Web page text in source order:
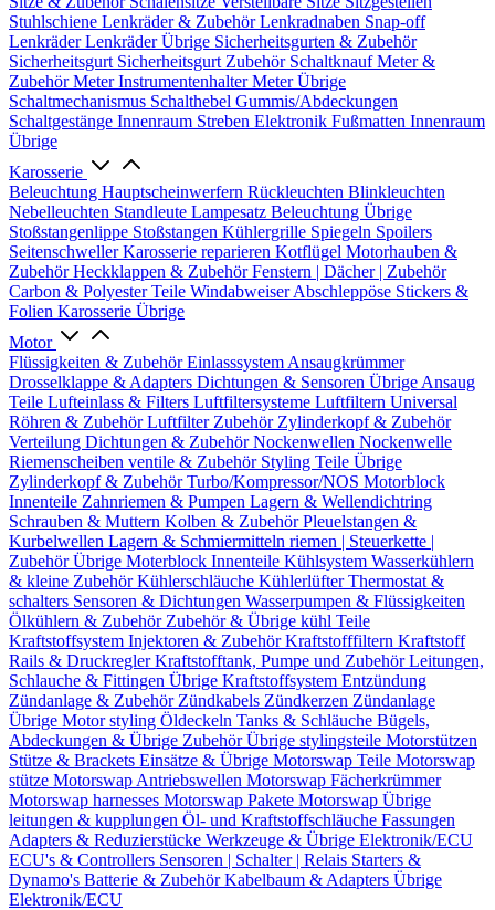
Stuhlschiene Lenkräder & ZubehörLenkradnaben Snap-off
LenkräderLenkräder Übrige Sicherheitsgurten & Zubehör
Sicherheitsgurt Sicherheitsgurt Zubehör SchaltknaufMeter &
ZubehörMeterInstrumentenhalterMeter Übrige
Schaltmechanismus Schalthebel Gummis/Abdeckungen
Schaltgestänge Innenraum Streben Elektronik Fußmatten Innenraum
Übrige
Karosserie
Beleuchtung Hauptscheinwerfern Rückleuchten Blinkleuchten
Nebelleuchten Standleute Lampesatz Beleuchtung Übrige
Stoßstangenlippe Stoßstangen Kühlergrille Spiegeln Spoilers
SeitenschwellerKarosserie reparieren Kotflügel Motorhauben &
ZubehörHeckklappen & ZubehörFenstern | Dächer | Zubehör
Carbon & Polyester Teile WindabweiserAbschleppöse Stickers &
Folien Karosserie Übrige
Motor
Flüssigkeiten & ZubehörEinlasssystem Ansaugkrümmer
Drosselklappe & Adapters Dichtungen & Sensoren Übrige Ansaug
Teile Lufteinlass & Filters Luftfiltersysteme Luftfiltern Universal
Röhren & ZubehörLuftfilter Zubehör Zylinderkopf & Zubehör
Verteilung Dichtungen & ZubehörNockenwellen Nockenwelle
Riemenscheiben ventile & Zubehör Styling Teile Übrige
Zylinderkopf & ZubehörTurbo/Kompressor/NOS Motorblock
Innenteile Zahnriemen & Pumpen Lagern & Wellendichtring
Schrauben & Muttern Kolben & ZubehörPleuelstangen &
Kurbelwellen Lagern & Schmiermitteln riemen | Steuerkette |
ZubehörÜbrige Moterblock Innenteile Kühlsystem Wasserkühlern
& kleine ZubehörKühlerschläuche KühlerlüfterThermostat &
schalters Sensoren & Dichtungen Wasserpumpen & Flüssigkeiten
Ölkühlern & Zubehör Zubehör & Übrige kühl Teile
Kraftstoffsystem Injektoren & ZubehörKraftstofffiltern Kraftstoff
Rails & DruckreglerKraftstofftank, Pumpe und ZubehörLeitungen,
Schlauche & Fittingen Übrige Kraftstoffsystem Entzündung
Zündanlage & Zubehör Zündkabels Zündkerzen Zündanlage
Übrige Motor styling Öldeckeln Tanks & Schläuche Bügels,
Abdeckungen & Übrige ZubehörÜbrige stylingsteile Motorstützen
Stütze & Brackets Einsätze & Übrige Motorswap Teile Motorswap
stütze Motorswap Antriebswellen Motorswap Fächerkrümmer
Motorswap harnesses Motorswap Pakete Motorswap Übrige
leitungen & kupplungen Öl- und Kraftstoffschläuche Fassungen
Adapters & Reduzierstücke Werkzeuge & Übrige Elektronik/ECU
ECU's & Controllers Sensoren | Schalter | Relais Starters &
Dynamo's Batterie & ZubehörKabelbaum & Adapters Übrige
Elektronik/ECU